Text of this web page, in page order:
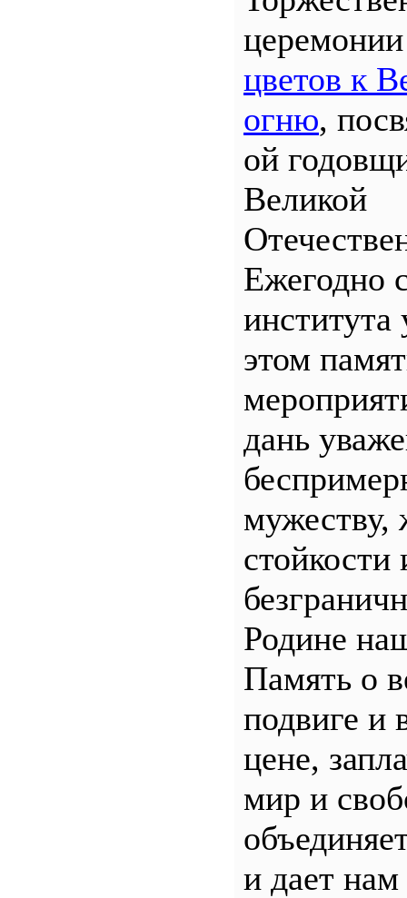
цветов к
огню,
ой
Великой
Ежегодно
института
этом
дань
мужеству,
стойкости
Родине
Память о
подвиге и
цене,
мир и
и дает